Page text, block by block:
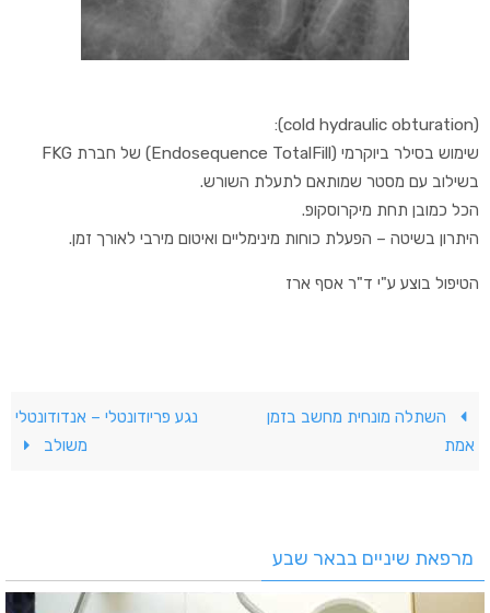
(cold hydraulic obturation):
שימוש בסילר ביוקרמי (Endosequence TotalFill) של חברת FKG
בשילוב עם מסטר שמותאם לתעלת השורש.
הכל כמובן תחת מיקרוסקופ.
היתרון בשיטה – הפעלת כוחות מינימליים ואיטום מירבי לאורך זמן.
הטיפול בוצע ע"י ד"ר אסף ארז
השתלה מונחית מחשב בזמן
אמת
נגע פריודונטלי – אנדודונטלי
משולב
מרפאת שיניים בבאר שבע